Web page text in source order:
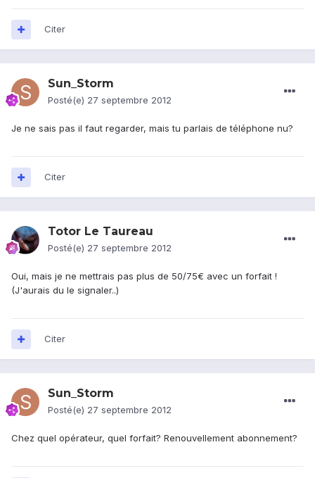
Citer
Sun_Storm
Posté(e) 27 septembre 2012
Je ne sais pas il faut regarder, mais tu parlais de téléphone nu?
Citer
Totor Le Taureau
Posté(e) 27 septembre 2012
Oui, mais je ne mettrais pas plus de 50/75€ avec un forfait !
(J'aurais du le signaler..)
Citer
Sun_Storm
Posté(e) 27 septembre 2012
Chez quel opérateur, quel forfait? Renouvellement abonnement?